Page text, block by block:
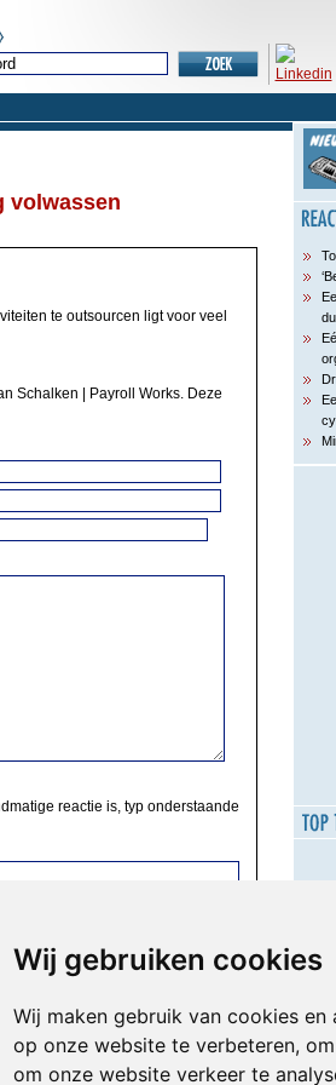
Wij gebruiken cookies
Wij maken gebruik van cookies
op onze website te verbeteren,
om onze website verkeer te
volwassen
te outsourcen ligt voor veel
Schalken | Payroll Works. Deze
reactie is, typ onderstaande
Inloggen